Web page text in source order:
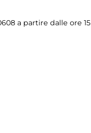
a partire dalle ore